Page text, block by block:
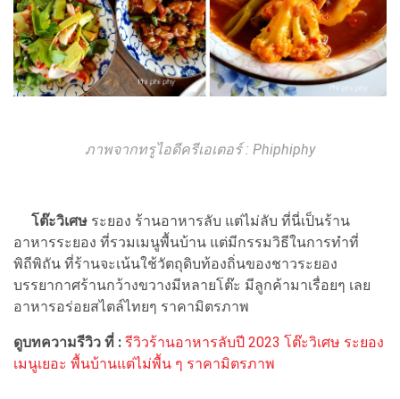
ภาพจากทรูไอดีครีเอเตอร์ : Phiphiphy
โต๊ะวิเศษ ระยอง ร้านอาหารลับ แต่ไม่ลับ ที่นี่เป็นร้าน
อาหารระยอง ที่รวมเมนูพื้นบ้าน แต่มีกรรมวิธีในการทำที่
พิถีพิถัน ที่ร้านจะเน้นใช้วัตถุดิบท้องถิ่นของชาวระยอง
บรรยากาศร้านกว้างขวางมีหลายโต๊ะ มีลูกค้ามาเรื่อยๆ เลย
อาหารอร่อยสไตล์ไทยๆ ราคามิตรภาพ
ดูบทความรีวิว ที่ : รีวิวร้านอาหารลับปี 2023 โต๊ะวิเศษ ระยอง
เมนูเยอะ พื้นบ้านแต่ไม่พื้น ๆ ราคามิตรภาพ